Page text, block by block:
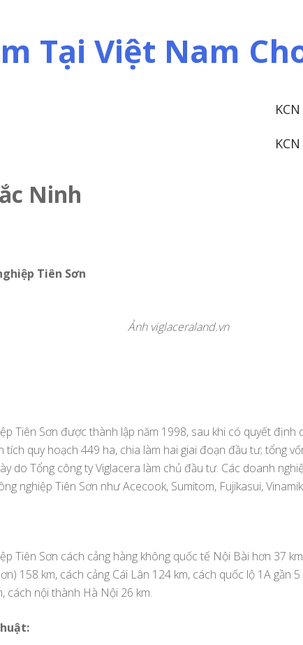
Tại Việt Nam
Ninh
Tiên Sơn
Ảnh viglaceraland.vn
Tiên Sơn được thành lập năm 1998, sau khi có quyết định
tích quy hoạch 449 ha, chia làm hai giai đoạn đầu tư; tổng
do Tổng công ty Viglacera làm chủ đầu tư. Các doanh
nghiệp Tiên Sơn như Acecook, Sumitom, Fujikasui,
Tiên Sơn cách cảng hàng không quốc tế Nội Bài hơn 37
158 km, cách cảng Cái Lân 124 km, cách quốc lộ 1A gần
cách nội thành Hà Nội 26 km.